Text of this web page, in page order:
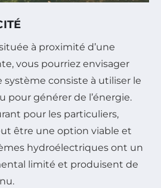
à proximité d’une
vous pourriez envisager
système consiste à utiliser le
pour générer de l’énergie.
pour les particuliers,
être une option viable et
hydroélectriques ont un
limité et produisent de